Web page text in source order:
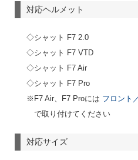
対応ヘルメット
◇シャット F7 2.0
◇シャット F7 VTD
◇シャット F7 Air
◇シャット F7 Pro
※F7 Air、F7 Proには フロント
で取り付けてください
対応サイズ